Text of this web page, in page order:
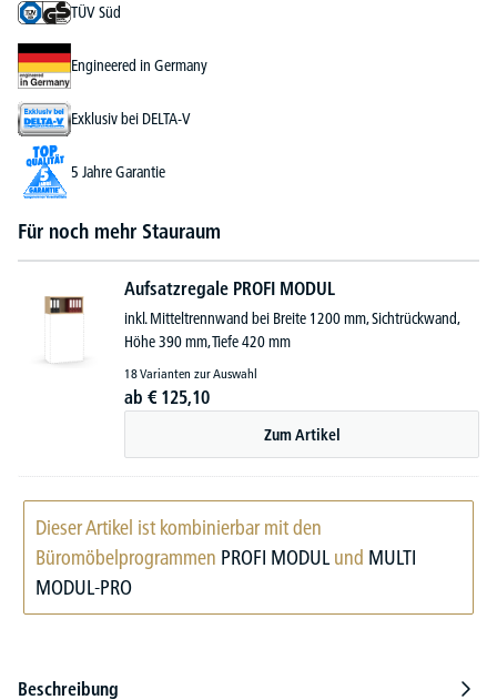
TÜV Süd
Engineered in Germany
Exklusiv bei DELTA-V
5 Jahre Garantie
Für noch mehr Stauraum
Aufsatzregale PROFI MODUL
inkl. Mitteltrennwand bei Breite 1200 mm, Sichtrückwand,
Höhe 390 mm, Tiefe 420 mm
18 Varianten zur Auswahl
ab € 125,10
Zum Artikel
Dieser Artikel ist kombinierbar mit den
Büromöbelprogrammen PROFI MODULund MULTI
MODUL-PRO
Beschreibung